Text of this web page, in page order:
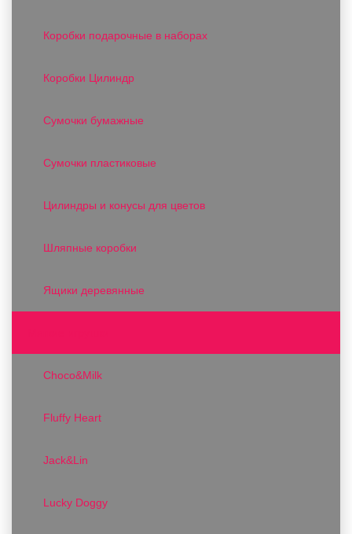
Коробки подарочные в наборах
Коробки Цилиндр
Сумочки бумажные
Сумочки пластиковые
Цилиндры и конусы для цветов
Шляпные коробки
Ящики деревянные
Choco&Milk
Fluffy Heart
Jack&Lin
Lucky Doggy